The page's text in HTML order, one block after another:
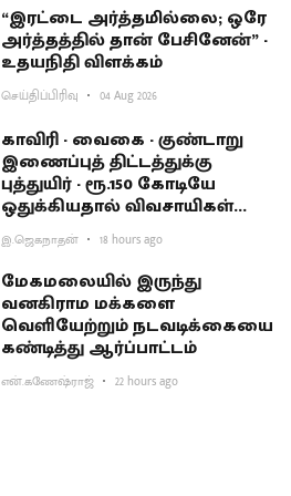
“இரட்டை அர்த்தமில்லை; ஒரே
அர்த்தத்தில் தான் பேசினேன்” -
உதயநிதி விளக்கம்
செய்திப்பிரிவு 04 Aug 2026
காவிரி - வைகை - குண்டாறு
இணைப்புத் திட்டத்துக்கு
புத்துயிர் - ரூ.150 கோடியே
ஒதுக்கியதால் விவசாயிகள்
ஏமாற்றம்
இ.ஜெகநாதன் 18 hours ago
மேகமலையில் இருந்து
வனகிராம மக்களை
வெளியேற்றும் நடவடிக்கையை
கண்டித்து ஆர்ப்பாட்டம்
என்.கணேஷ்ராஜ் 22 hours ago